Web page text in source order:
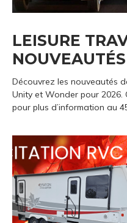
LEISURE
Découvrez les nouveautés
Unity et Wonder pour 2026.
pour plus d’information au